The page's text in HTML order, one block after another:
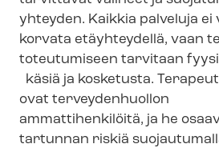
yhteyden. Kaikkia palveluja ei
korvata etäyhteydellä, vaan
toteutumiseen tarvitaan
käsiä ja kosketusta.
ovat terveydenhuollon
ammattihenkilöitä, ja he
tartunnan riskiä